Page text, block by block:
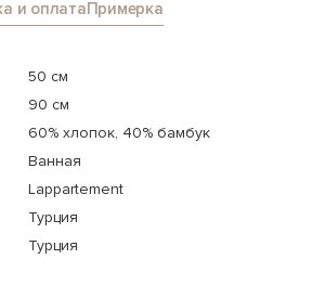
и оплатаПримерка
50 см
90 см
60% хлопок, 40% бамбук
Ванная
Lappartement
Турция
Турция